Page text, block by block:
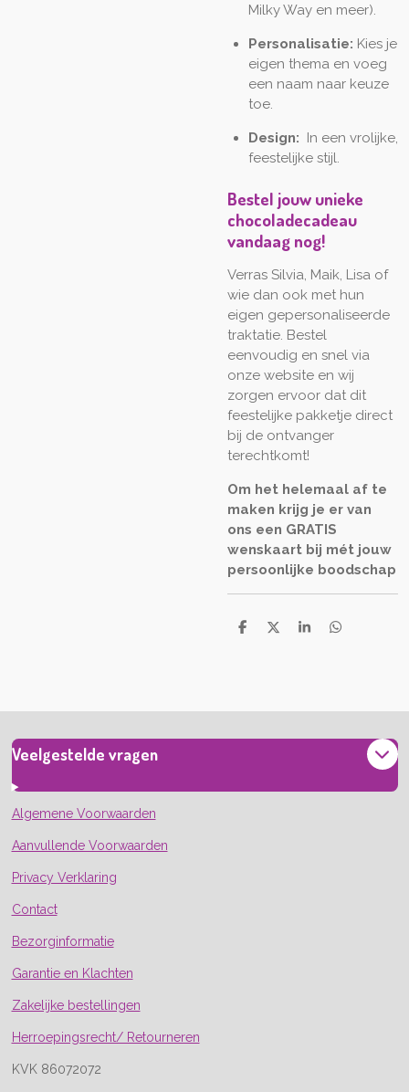
Milky Way en meer).
Personalisatie: Kies je
eigen thema en voeg
een naam naar keuze
toe.
Design: In een vrolijke,
feestelijke stijl.
Bestel jouw unieke
chocoladecadeau
vandaag nog!
Verras Silvia, Maik, Lisa of
wie dan ook met hun
eigen gepersonaliseerde
traktatie. Bestel
eenvoudig en snel via
onze website en wij
zorgen ervoor dat dit
feestelijke pakketje direct
bij de ontvanger
terechtkomt!
Om het helemaal af te
maken krijg je er van
ons een GRATIS
wenskaart bij mét jouw
persoonlijke boodschap
D
D
S
D
Veelgestelde vragen
Algemene Voorwaarden
Aanvullende Voorwaarden
Privacy Verklaring
Contact
Bezorginformatie
Garantie en Klachten
Zakelijke bestellingen
Herroepingsrecht/ Retourneren
KVK 86072072